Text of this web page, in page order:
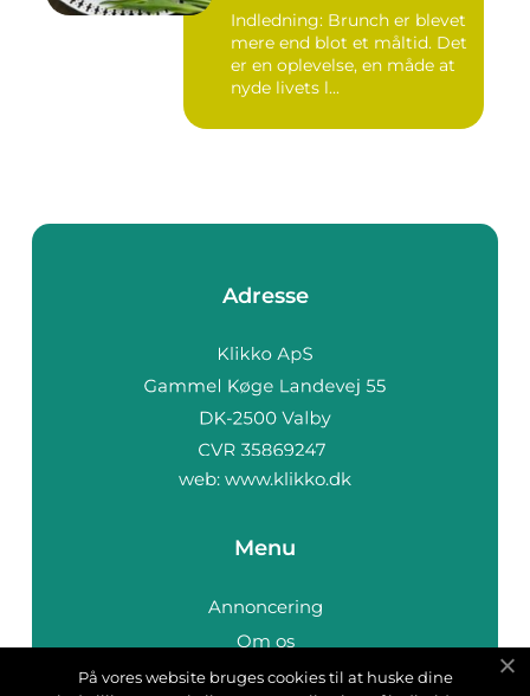
Indledning: Brunch er blevet
mere end blot et måltid. Det
er en oplevelse, en måde at
nyde livets l...
Adresse
web: www.klikko.dk
Menu
Annoncering
Om os
Cookies
På vores website bruges cookies til at huske dine